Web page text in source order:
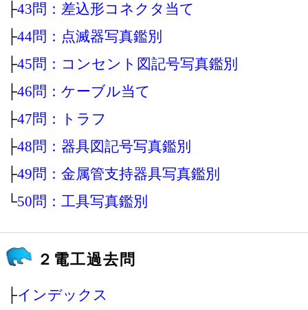
├43問：差込形コネクタ当て
├44問：点滅器写真鑑別
├45問：コンセント図記号写真鑑別
├46問：ケーブル当て
├47問：トラフ
├48問：器具図記号写真鑑別
├49問：金属管支持器具写真鑑別
└50問：工具写真鑑別
２電工過去問
├インデックス